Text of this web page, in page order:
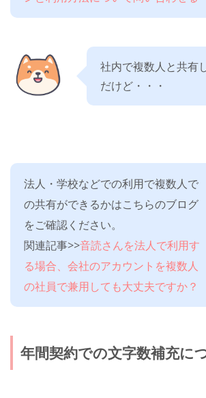
社内で複数人と共有
だけど・・・
法人・学校などでの利用で複数人で
の共有ができるかはこちらのブログ
をご確認ください。
関連記事>>音読さんを法人で利用す
る場合、会社のアカウントを複数人
の社員で兼用しても大丈夫ですか？
年間契約での文字数補充に